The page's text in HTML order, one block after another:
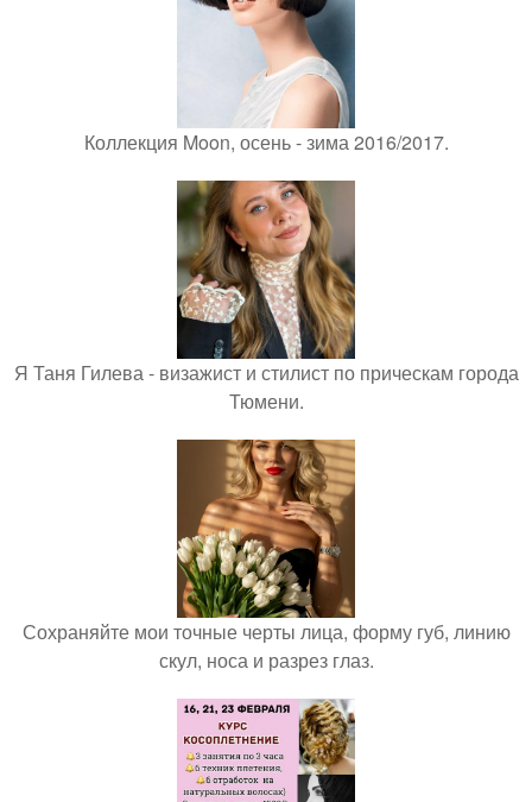
Коллекция Moon, осень - зима 2016/2017.
Я Таня Гилева - визажист и стилист по прическам города
Тюмени.
Сохраняйте мои точные черты лица, форму губ, линию
скул, носа и разрез глаз.